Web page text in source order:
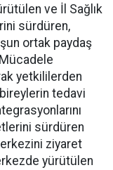
ve İl Sağlık
sürdüren,
ortak paydaş
yetkililerden
tedavi
sürdüren
ziyaret
yürütülen